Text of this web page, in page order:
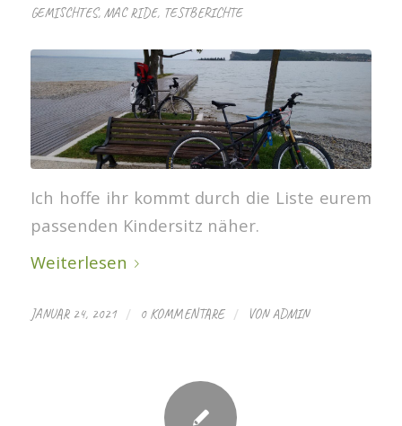
GEMISCHTES, MAC RIDE, TESTBERICHTE
Ich hoffe ihr kommt durch die Liste eurem
passenden Kindersitz näher.
Weiterlesen
JANUAR 24, 2021 / 0 KOMMENTARE / VONADMIN